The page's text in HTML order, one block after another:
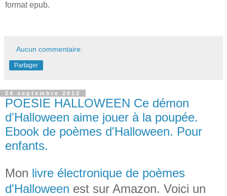
format epub.
Aucun commentaire:
Partager
24 septembre 2012
POESIE HALLOWEEN Ce démon
d'Halloween aime jouer à la poupée.
Ebook de poèmes d'Halloween. Pour
enfants.
Mon livre électronique de poèmes
d'Halloween est sur Amazon. Voici un